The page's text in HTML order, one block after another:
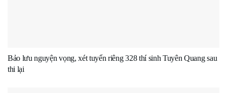
Bảo lưu nguyện vọng, xét tuyển riêng 328 thí sinh Tuyên Quang sau
thi lại